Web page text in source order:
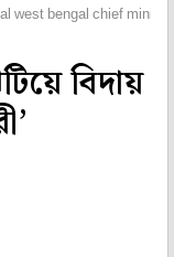
west bengal chief
বিদায়